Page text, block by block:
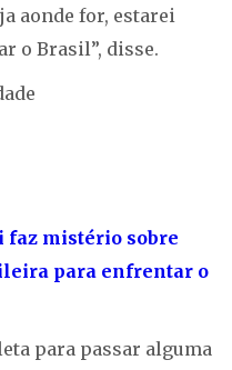
aonde for, estarei
o Brasil”, disse.
faz mistério sobre
para enfrentar o
para passar alguma